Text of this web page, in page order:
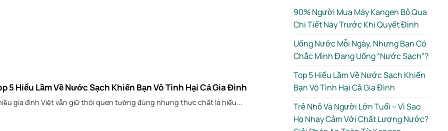
5 Hiểu Lầm Về Nước Sạch Khiến Bạn Vô Tình Hại Cả Gia Đình
gia đình Việt vẫn giữ thói quen tưởng đúng nhưng thực chất là hiểu...
90% Người Mua Máy Kangen Bỏ Qua
Chi Tiết Này Trước Khi Quyết Định
Uống Nước Mỗi Ngày, Nhưng Bạn Có
Chắc Mình Đang Uống “Nước Sạch”?
Top 5 Hiểu Lầm Về Nước Sạch Khiến
Bạn Vô Tình Hại Cả Gia Đình
Trẻ Nhỏ Và Người Lớn Tuổi – Vì Sao
Họ Nhạy Cảm Với Chất Lượng Nước?